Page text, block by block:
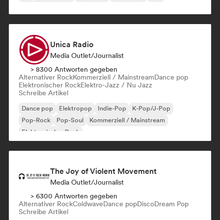
Unica Radio
Media Outlet/Journalist
> 8300 Antworten gegeben
Alternativer RockKommerziell / MainstreamDance pop
Elektronischer RockElektro-Jazz / Nu Jazz
Schreibe Artikel
Dance pop Elektropop Indie-Pop
K-Pop/J-Pop
Pop-Rock
Pop-Soul
Kommerziell / Mainstream
Elektronischer Rock
The Joy of Violent Movement
Media Outlet/Journalist
> 6300 Antworten gegeben
Alternativer RockColdwaveDance popDiscoDream Pop
Schreibe Artikel